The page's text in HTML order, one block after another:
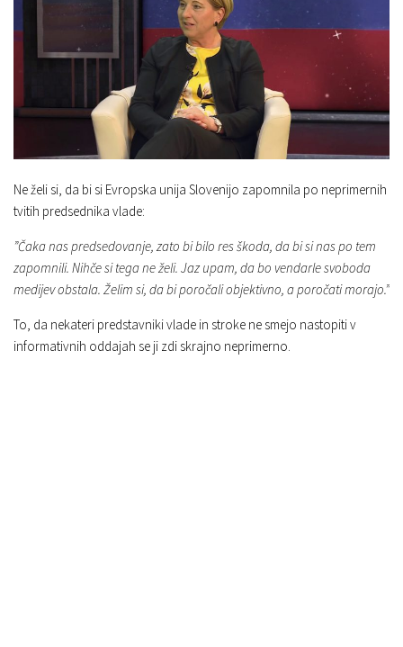
Ne želi si, da bi si Evropska unija Slovenijo zapomnila po neprimernih
tvitih predsednika vlade:
”Čaka nas predsedovanje, zato bi bilo res škoda, da bi si nas po tem
zapomnili. Nihče si tega ne želi. Jaz upam, da bo vendarle svoboda
medijev obstala. Želim si, da bi poročali objektivno, a poročati morajo.”
To, da nekateri predstavniki vlade in stroke ne smejo nastopiti v
informativnih oddajah se ji zdi skrajno neprimerno.